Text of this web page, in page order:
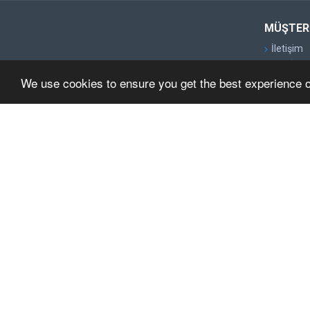
We use cookies to ensure you get the best experience
İletişim
Site Map